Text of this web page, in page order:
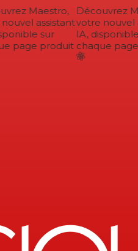
Maestro,
assistant
sur
page produit
Découvrez
votre nouvel
IA, disponible
chaque page